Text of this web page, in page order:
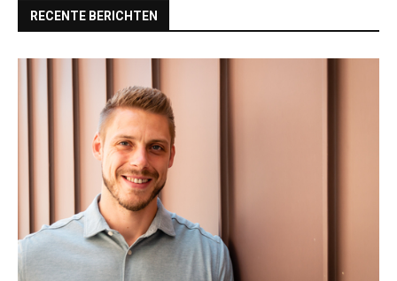
RECENTE BERICHTEN